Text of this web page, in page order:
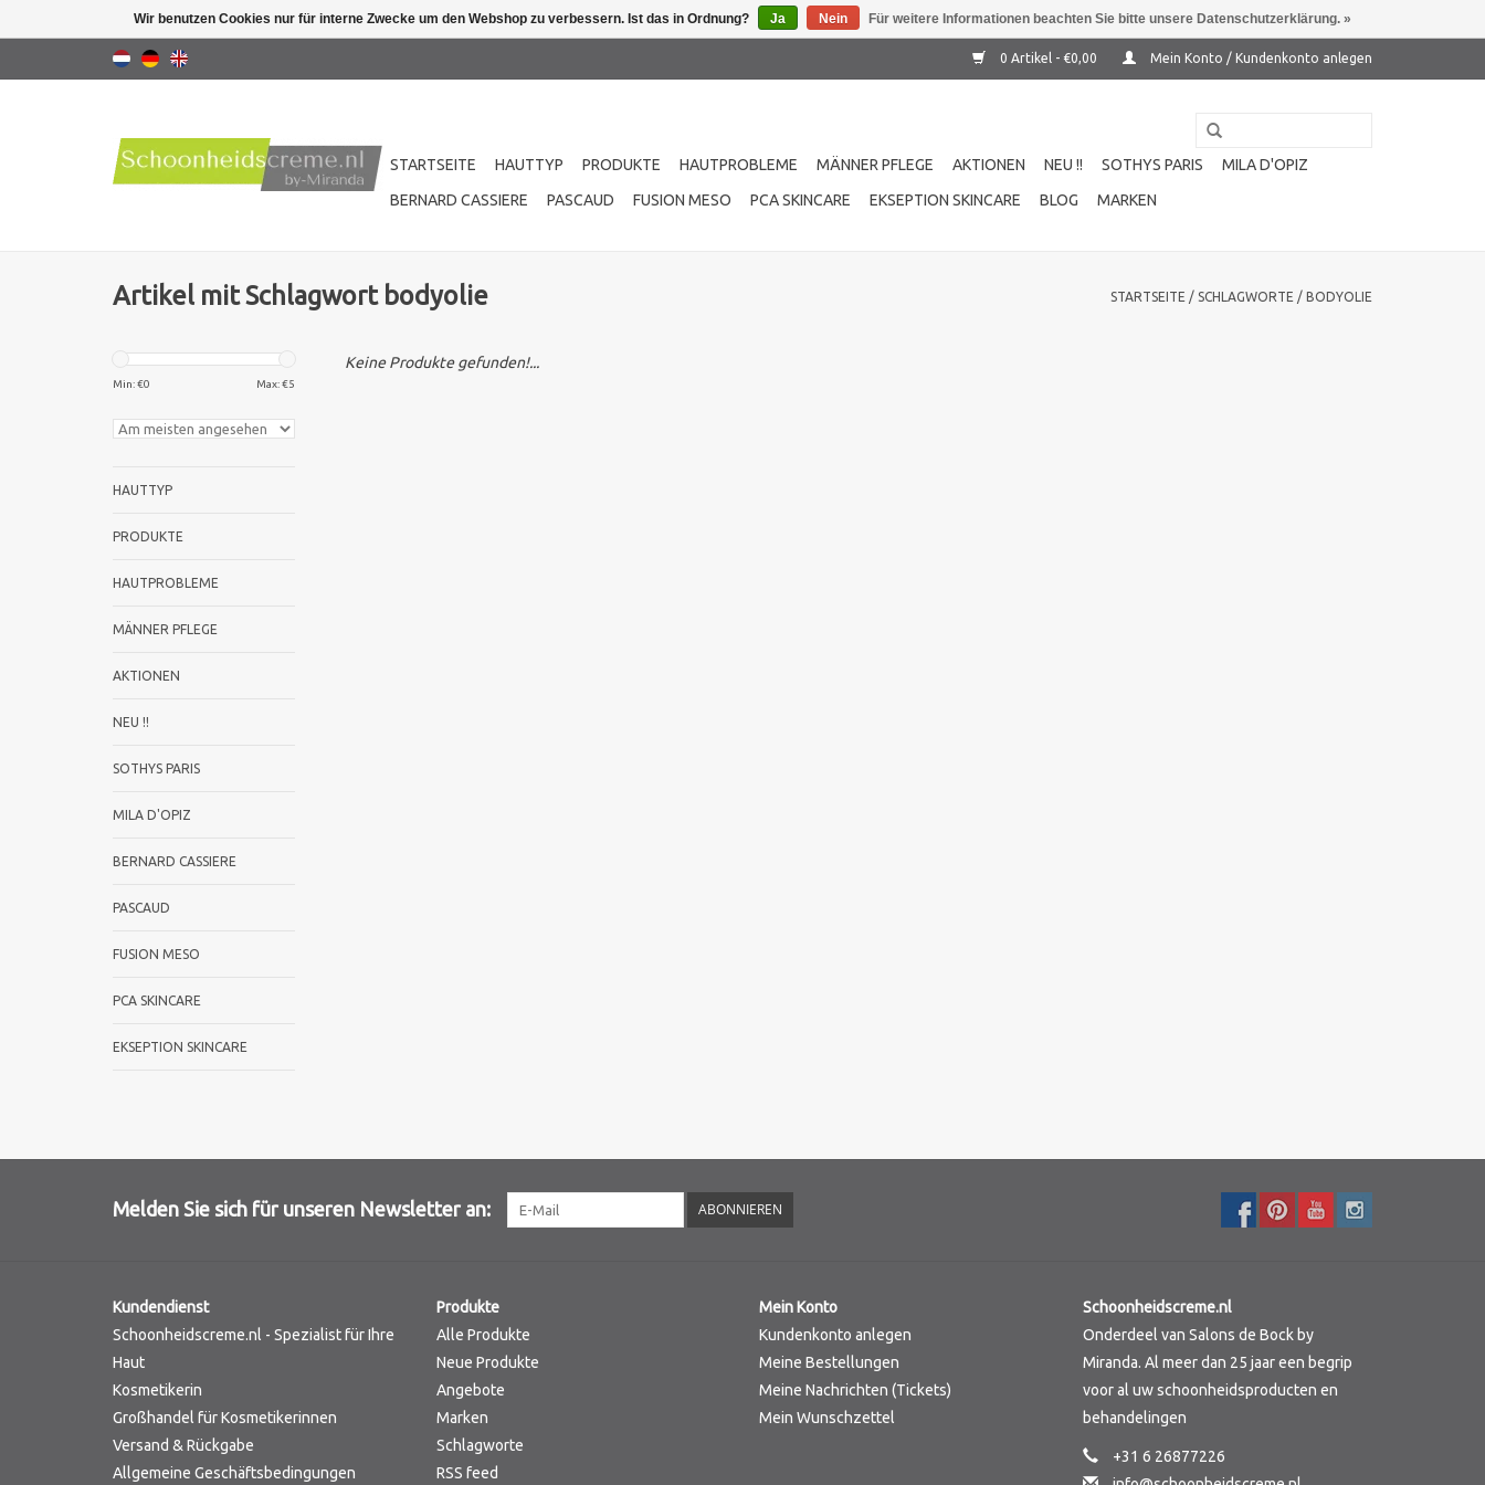
0 Artikel - €0,00 Mein Konto / Kundenkonto anlegen
STARTSEITE HAUTTYP PRODUKTE HAUTPROBLEME MÄNNER PFLEGE AKTIONEN NEU !! SOTHYS PARIS
MILA D'OPIZ
BERNARD CASSIERE
PASCAUD FUSION MESO PCA SKINCARE EKSEPTION SKINCARE BLOG MARKEN
Artikel mit Schlagwort bodyolie STARTSEITE / SCHLAGWORTE / BODYOLIE
Min: €0 Max: €5
HAUTTYP
PRODUKTE
HAUTPROBLEME
MÄNNER PFLEGE
AKTIONEN
NEU !!
SOTHYS PARIS
MILA D'OPIZ
BERNARD CASSIERE
PASCAUD
FUSION MESO
PCA SKINCARE
EKSEPTION SKINCARE
Keine Produkte gefunden!...
Melden Sie sich für unseren Newsletter an: ABONNIEREN
Kundendienst
Schoonheidscreme.nl - Spezialist für Ihre
Haut
Kosmetikerin
Großhandel für Kosmetikerinnen
Versand & Rückgabe
Allgemeine Geschäftsbedingungen
Produkte
Alle Produkte
Neue Produkte
Angebote
Marken
Schlagworte
RSS feed
Mein Konto
Kundenkonto anlegen
Meine Bestellungen
Meine Nachrichten (Tickets)
Mein Wunschzettel
Schoonheidscreme.nl
Onderdeel van Salons de Bock by
Miranda. Al meer dan 25 jaar een begrip
voor al uw schoonheidsproducten en
behandelingen
+31 6 26877226
Wir benutzen Cookies nur für interne Zwecke um den Webshop zu verbessern. Ist das in Ordnung? Ja Nein Für weitere Informationen beachten Sie bitte unsere Datenschutzerklärung. »